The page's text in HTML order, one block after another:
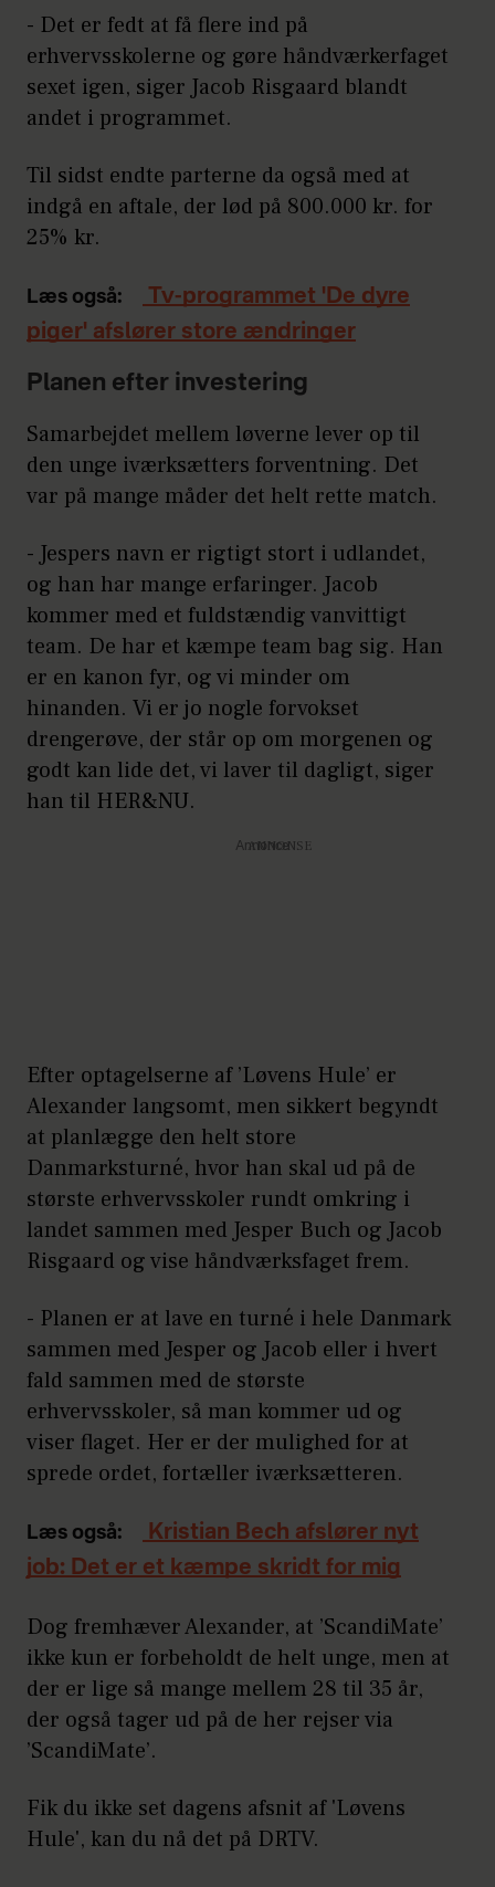
- Det er fedt at få flere ind på
erhvervsskolerne og gøre håndværkerfaget
sexet igen, siger Jacob Risgaard blandt
andet i programmet.
Til sidst endte parterne da også med at
indgå en aftale, der lød på 800.000 kr. for
25% kr.
Læs også:
Tv-programmet 'De dyre
piger' afslører store ændringer
Planen efter investering
Samarbejdet mellem løverne lever op til
den unge iværksætters forventning. Det
var på mange måder det helt rette match.
- Jespers navn er rigtigt stort i udlandet,
og han har mange erfaringer. Jacob
kommer med et fuldstændig vanvittigt
team. De har et kæmpe team bag sig. Han
er en kanon fyr, og vi minder om
hinanden. Vi er jo nogle forvokset
drengerøve, der står op om morgenen og
godt kan lide det, vi laver til dagligt, siger
han til HER&NU.
Annonce
Efter optagelserne af ’Løvens Hule’ er
Alexander langsomt, men sikkert begyndt
at planlægge den helt store
Danmarksturné, hvor han skal ud på de
største erhvervsskoler rundt omkring i
landet sammen med Jesper Buch og Jacob
Risgaard og vise håndværksfaget frem.
- Planen er at lave en turné i hele Danmark
sammen med Jesper og Jacob eller i hvert
fald sammen med de største
erhvervsskoler, så man kommer ud og
viser flaget. Her er der mulighed for at
sprede ordet, fortæller iværksætteren.
Læs også:
Kristian Bech afslører nyt
job: Det er et kæmpe skridt for mig
Dog fremhæver Alexander, at ’ScandiMate’
ikke kun er forbeholdt de helt unge, men at
der er lige så mange mellem 28 til 35 år,
der også tager ud på de her rejser via
’ScandiMate’.
Fik du ikke set dagens afsnit af 'Løvens
Hule', kan du nå det på DRTV.